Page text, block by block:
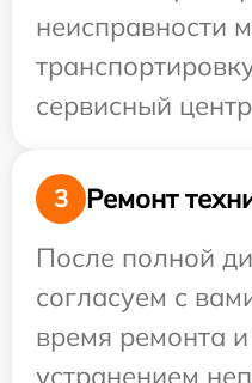
неисправности
сервисный
3
Ремонт
После полной
согласуем с
время ремонта
устранением